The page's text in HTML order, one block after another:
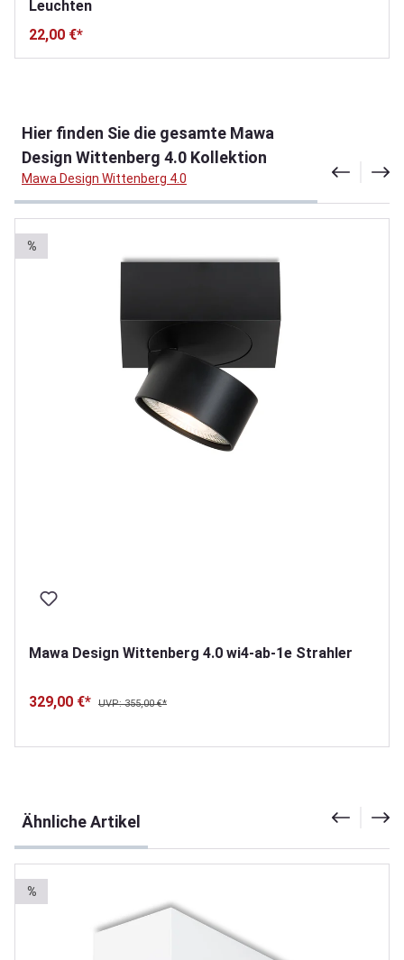
Leuchten
22,00 €*
Hier finden Sie die gesamte Mawa
Design Wittenberg 4.0 Kollektion
Mawa Design Wittenberg 4.0
%
Mawa Design Wittenberg 4.0 wi4-ab-1e Strahler
329,00 €* UVP: 355,00 €*
Ähnliche Artikel
%